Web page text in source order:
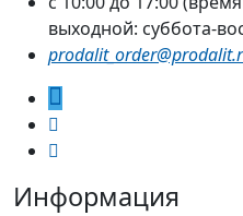
выходной: суббота-
Информация